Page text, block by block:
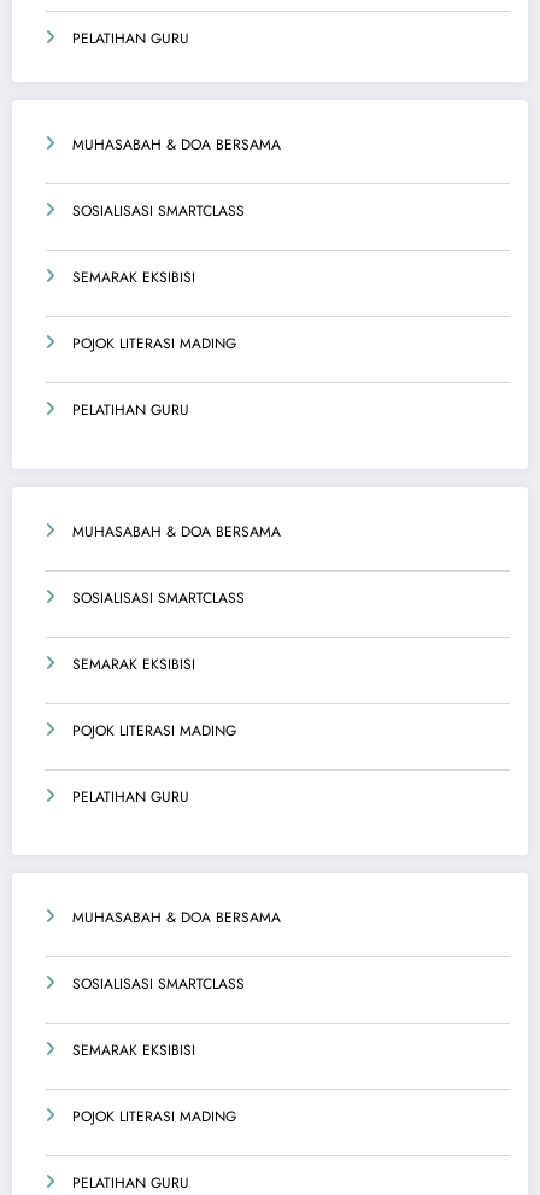
PELATIHAN GURU
MUHASABAH & DOA BERSAMA
SOSIALISASI SMARTCLASS
SEMARAK EKSIBISI
POJOK LITERASI MADING
PELATIHAN GURU
MUHASABAH & DOA BERSAMA
SOSIALISASI SMARTCLASS
SEMARAK EKSIBISI
POJOK LITERASI MADING
PELATIHAN GURU
MUHASABAH & DOA BERSAMA
SOSIALISASI SMARTCLASS
SEMARAK EKSIBISI
POJOK LITERASI MADING
PELATIHAN GURU